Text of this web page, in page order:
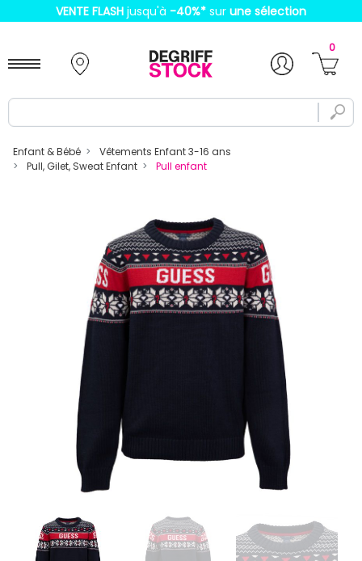
VENTE FLASH jusqu'à -40%* sur une sélection
0
Enfant & Bébé
Vêtements Enfant 3-16 ans
Pull, Gilet, Sweat Enfant
Pull enfant